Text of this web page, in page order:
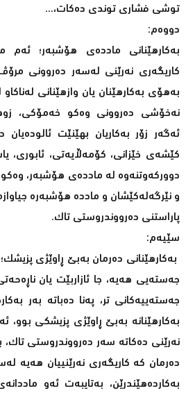
توشی فشاری توندی دەکات،...
دووەم:
بەکارهێنانی ماددەی هۆشبەر؛ ئەم
کاریگەری نەرێنی لەسەر دەروونی
بەهۆی بەکارهێنان یان وازهێنانی
نەخۆشی دەروونی وەکو خەمۆکی،
ئەگەر زۆر بەکاریان بهێنێت
کێشەی خێزانی، کۆمەڵایەتی، ئابوری،
دوورکەوتنەوە لە ماددەی هۆشبەر،
و نێرگەلەکێشان و ماددە هۆشبەرە
پاراستنی دەرووندروستی تاک.
سێیەم:
بەکارهێنانی دەرمان بەبێ ڕاوێژی
جەستەیی هەیە، جا ئازاربێت یان
جەستەییەکانی تر، پەنا دەباتە بەر
بەکارهێنانە بەبێ ڕاوێژی پزیشکی بوو،
نەرێنی دەکاتە سەر دەرووندروستی
دەرمان کە کاریگەری نەرێنییان هەیە
بەکاردەهێندرێن، بەتایبەت ئەو